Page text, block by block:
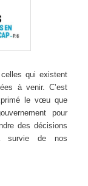
qui existent
à venir. C’est
le vœu que
pour
des décisions
survie de nos